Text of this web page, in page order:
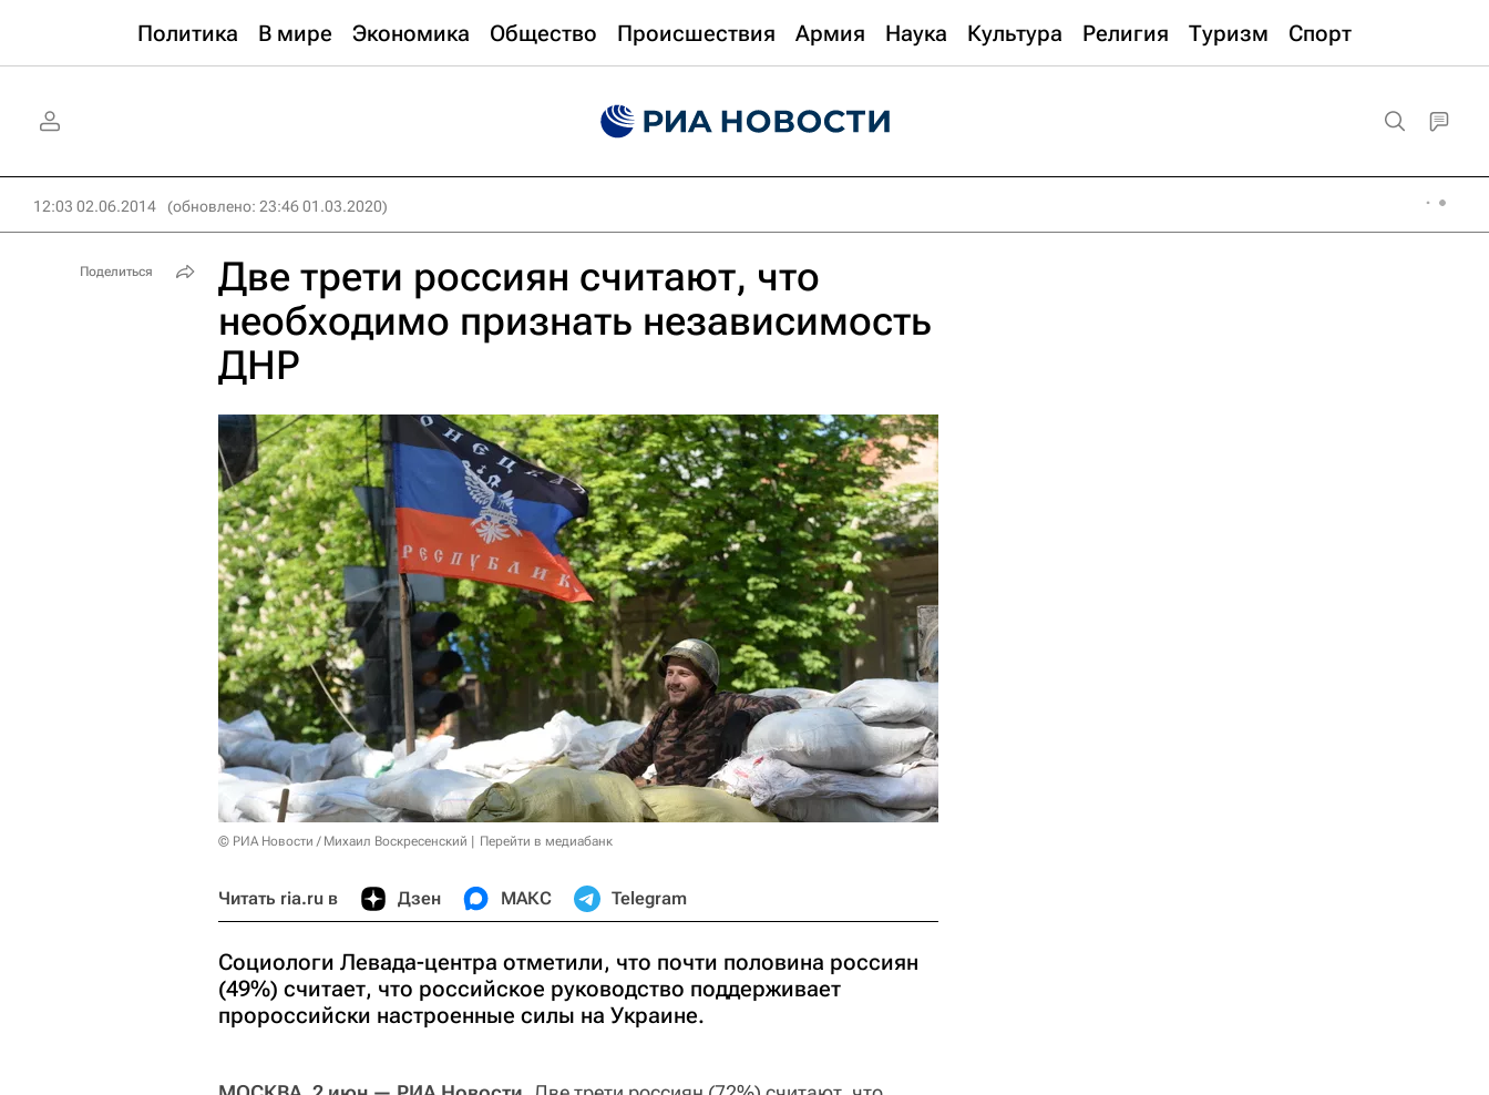
Политика В мире Экономика Общество Происшествия Армия Наука Культура Религия Туризм Спорт
12:03 02.06.2014 (обновлено: 23:46 01.03.2020)
Две трети россиян считают, что
необходимо признать независимость
ДНР
© РИА Новости / Михаил Воскресенский Перейти в медиабанк
Читать ria.ru в Дзен МАКС Telegram
Социологи Левада-центра отметили, что почти половина россиян
(49%) считает, что российское руководство поддерживает
пророссийски настроенные силы на Украине.
Поделиться